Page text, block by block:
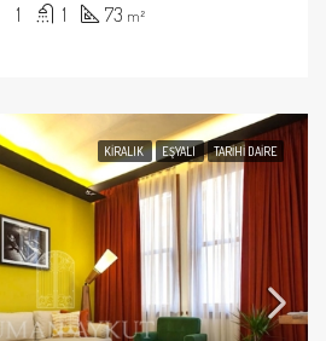
1 1 73 m²
KIRALIK EŞYALI TARIHI DAIRE